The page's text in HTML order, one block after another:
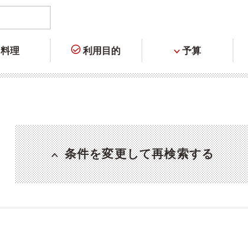
料理 利用目的 予算
条件を変更して再検索する